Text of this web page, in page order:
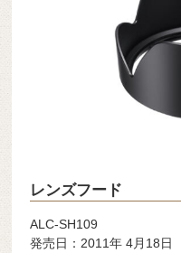
レンズフード
ALC-SH109
発売日：2011年 4月18日